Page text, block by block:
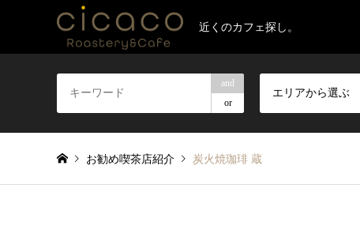
近くのカフェ探し。
and
or
エリアから選ぶ
お勧め喫茶店紹介 炭火焼珈琲 蔵